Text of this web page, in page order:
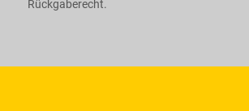
Rückgaberecht.